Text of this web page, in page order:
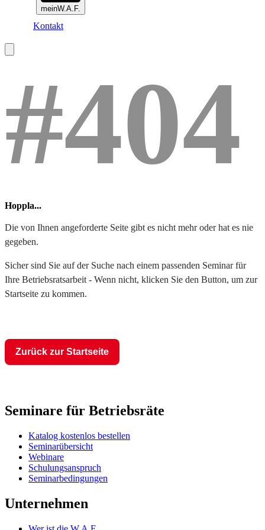
meinW.A.F.
Kontakt
#404
Hoppla...
Die von Ihnen angeforderte Seite gibt es nicht mehr oder hat es nie
gegeben.
Sicher sind Sie auf der Suche nach einem passenden Seminar für
Ihre Betriebsratsarbeit - Wenn nicht, klicken Sie den Button, um zur
Startseite zu kommen.
Zurück zur Startseite
Seminare für Betriebsräte
Katalog kostenlos bestellen
Seminarübersicht
Webinare
Schulungsanspruch
Seminarbedingungen
Unternehmen